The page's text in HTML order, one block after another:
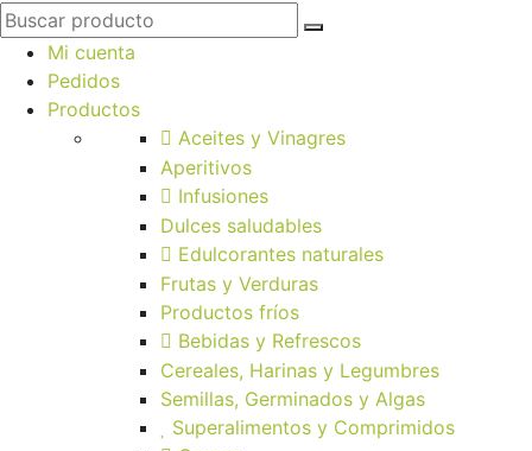
Mi cuenta
Pedidos
Productos
Aceites y Vinagres
Aperitivos
Infusiones
Dulces saludables
Edulcorantes naturales
Frutas y Verduras
Productos fríos
Bebidas y Refrescos
Cereales, Harinas y Legumbres
Semillas, Germinados y Algas
Superalimentos y Comprimidos